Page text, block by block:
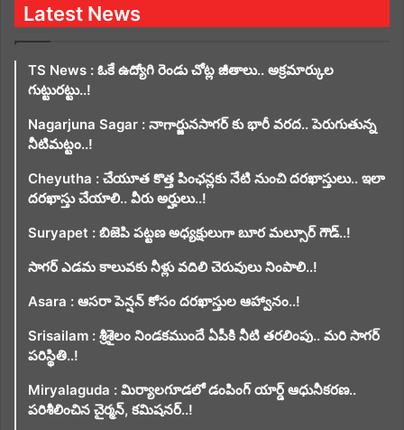
Latest News
TS News : ఓకే ఉద్యోగి రెండు చోట్ల జీతాలు.. అక్రమార్కుల
గుట్టురట్టు..!
Nagarjuna Sagar : నాగార్జునసాగర్ కు భారీ వరద.. పెరుగుతున్న
నీటిమట్టం..!
Cheyutha : చేయూత కొత్త పింఛన్లకు నేటి నుంచి దరఖాస్తులు.. ఇలా
దరఖాస్తు చేయాలి.. వీరు అర్హులు..!
Suryapet : బిజెపి పట్టణ అధ్యక్షులుగా బూర మల్సూర్ గౌడ్..!
సాగర్ ఎడమ కాలువకు నీళ్లు వదిలి చెరువులు నింపాలి..!
Asara : ఆసరా పెన్షన్ కోసం దరఖాస్తుల ఆహ్వానం..!
Srisailam : శ్రీశైలం నిండకముందే ఏపీకి నీటి తరలింపు.. మరి సాగర్
పరిస్థితి..!
Miryalaguda : మిర్యాలగూడలో డంపింగ్ యార్డ్ ఆధునీకరణ..
పరిశీలించిన చైర్మన్, కమిషనర్..!